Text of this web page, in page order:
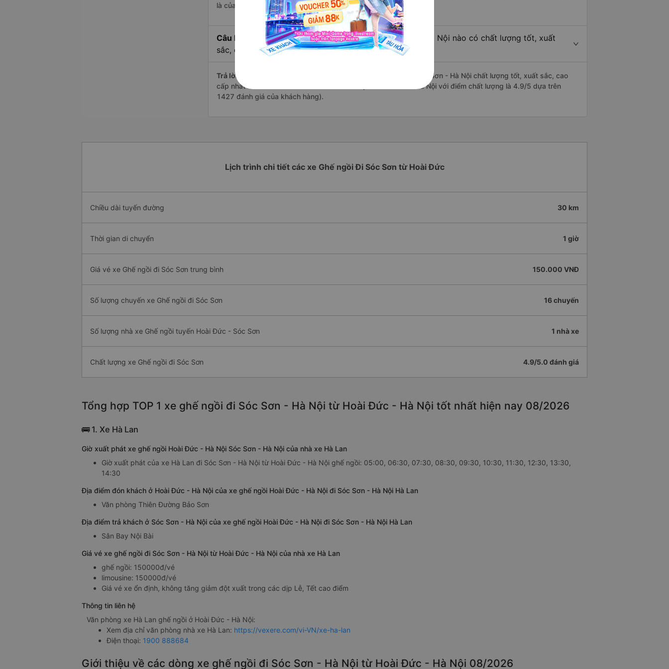
là của nhà xe Hà Lan.
Câu hỏi:
Review xe đi Sóc Sơn - Hà Nội từ Hoài Đức - Hà Nội nào có chất lượng tốt, xuất
sắc, cao cấp nhất?
Trả lời:
Những hãng có loại xe Ghế ngồi đi Hoài Đức - Hà Nội Sóc Sơn - Hà Nội chất lượng tốt, xuất sắc, cao
cấp nhất là nhà xe Hà Lan đi Sóc Sơn - Hà Nội từ Hoài Đức - Hà Nội với điểm chất lượng là 4.9/5 dựa trên
1427 đánh giá của khách hàng).
Lịch trình chi tiết các xe Ghế ngồi Đi Sóc Sơn từ Hoài Đức
Chiều dài tuyến đường 30 km
Thời gian di chuyển 1 giờ
Giá vé xe Ghế ngồi đi Sóc Sơn trung bình 150.000 VNĐ
Số lượng chuyến xe Ghế ngồi đi Sóc Sơn 16 chuyến
Số lượng nhà xe Ghế ngồi tuyến Hoài Đức - Sóc Sơn 1 nhà xe
Chất lượng xe Ghế ngồi đi Sóc Sơn 4.9/5.0 đánh giá
Tổng hợp TOP 1 xe ghế ngồi đi Sóc Sơn - Hà Nội từ Hoài Đức - Hà Nội tốt nhất hiện nay 08/2026
🚌 1. Xe Hà Lan
Giờ xuất phát xe ghế ngồi Hoài Đức - Hà Nội Sóc Sơn - Hà Nội của nhà xe Hà Lan
Giờ xuất phát của xe Hà Lan đi Sóc Sơn - Hà Nội từ Hoài Đức - Hà Nội ghế ngồi: 05:00, 06:30, 07:30, 08:30, 09:30, 10:30, 11:30, 12:30, 13:30,
14:30
Địa điểm đón khách ở Hoài Đức - Hà Nội của xe ghế ngồi Hoài Đức - Hà Nội đi Sóc Sơn - Hà Nội Hà Lan
Văn phòng Thiên Đường Bảo Sơn
Địa điểm trả khách ở Sóc Sơn - Hà Nội của xe ghế ngồi Hoài Đức - Hà Nội đi Sóc Sơn - Hà Nội Hà Lan
Sân Bay Nội Bài
Giá vé xe ghế ngồi đi Sóc Sơn - Hà Nội từ Hoài Đức - Hà Nội của nhà xe Hà Lan
ghế ngồi: 150000đ/vé
limousine: 150000đ/vé
Giá vé xe ổn định, không tăng giảm đột xuất trong các dịp Lễ, Tết cao điểm
Thông tin liên hệ
Văn phòng xe Hà Lan ghế ngồi ở Hoài Đức - Hà Nội:
Xem địa chỉ văn phòng nhà xe Hà Lan: https://vexere.com/vi-VN/xe-ha-lan
Điện thoại: 1900 888684
Giới thiệu về các dòng xe ghế ngồi đi Sóc Sơn - Hà Nội từ Hoài Đức - Hà Nội 08/2026